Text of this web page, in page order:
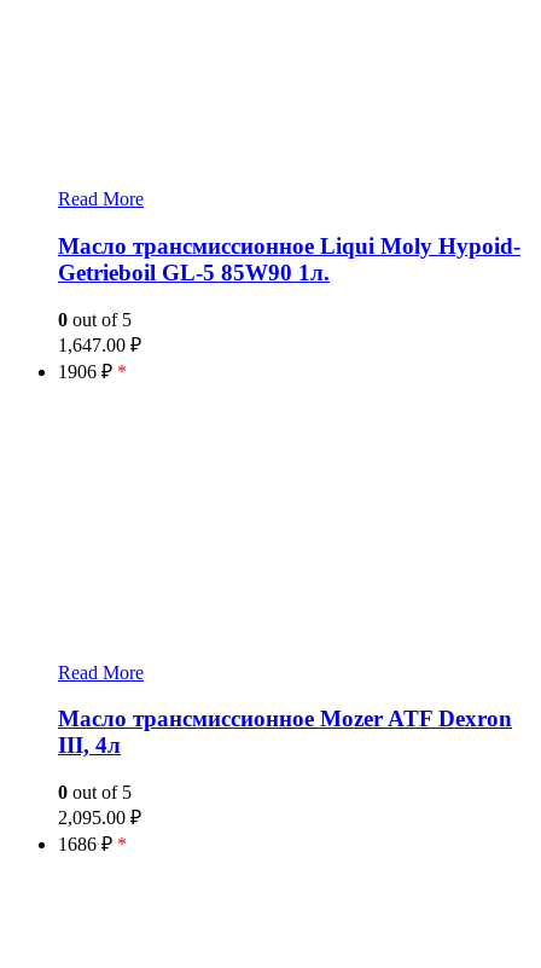
Read More
Масло трансмиссионное Liqui Moly Hypoid-
Getrieboil GL-5 85W90 1л.
0 out of 5
1,647.00 ₽
1906 ₽ *
Read More
Масло трансмиссионное Mozer ATF Dexron
III, 4л
0 out of 5
2,095.00 ₽
1686 ₽ *